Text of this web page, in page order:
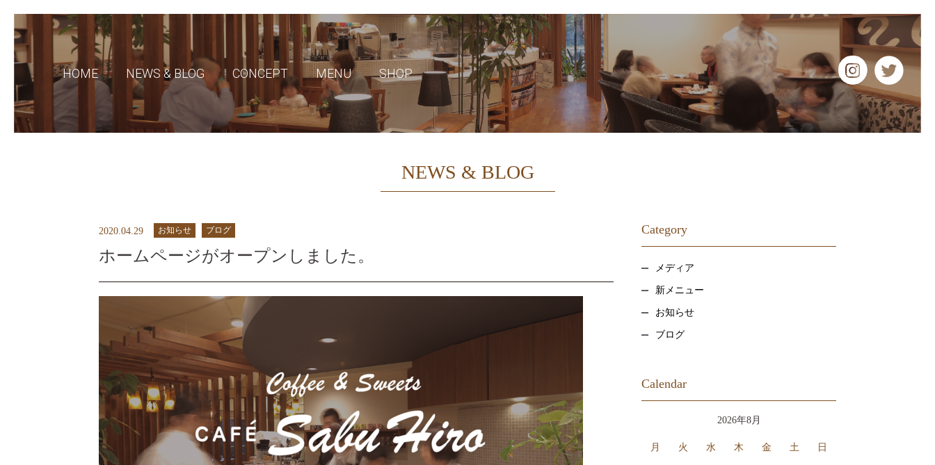
HOME NEWS & BLOG CONCEPT MENU SHOP
NEWS & BLOG
2020.04.29 お知らせ ブログ
ホームページがオープンしました。
Category
メディア
新メニュー
お知らせ
ブログ
Calendar
2026年8月
月 火 水 木 金 土 日